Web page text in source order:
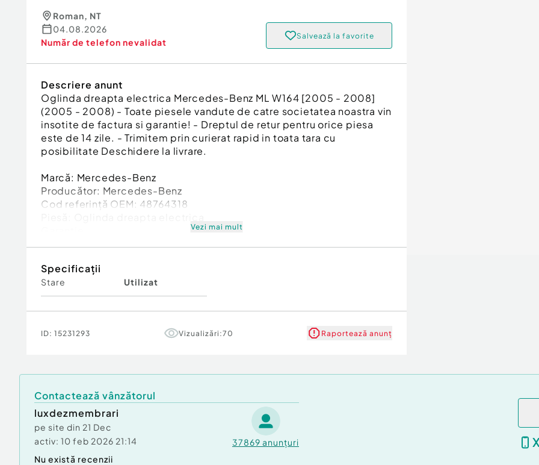
Roman, NT
04.08.2026
Număr de telefon nevalidat
Salvează la favorite
Descriere anunt
Oglinda dreapta electrica Mercedes-Benz ML W164 [2005 - 2008]
(2005 - 2008) - Toate piesele vandute de catre societatea noastra vin
insotite de factura si garantie! - Dreptul de retur pentru orice piesa
este de 14 zile. - Trimitem prin curierat rapid in toata tara cu
posibilitate Deschidere la livrare.
Marcă: Mercedes-Benz
Producător: Mercedes-Benz
Cod referinţă OEM: 48764318
Vezi mai mult
Specificații
Stare Utilizat
ID: 15231293 Vizualizări:70 Raportează anunț
Contactează vânzătorul
luxdezmembrari
pe site din 21 Dec
activ: 10 feb 2026 21:14 37869 anunțuri
Nu există recenzii